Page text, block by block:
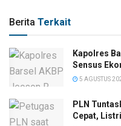
Berita Terkait
Kapolres
Sensus
5 AGUSTUS
PLN
Cepat,